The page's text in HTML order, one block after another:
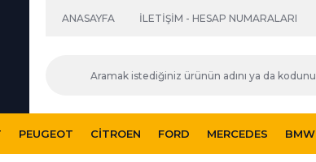
ANASAYFA İLETİŞİM - HESAP NUMARALARI
PEUGEOT CITROEN FORD MERCEDES BMW